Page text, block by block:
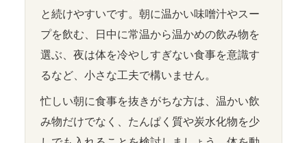
と続けやすいです。朝に温かい味噌汁やスー
プを飲む、日中に常温から温かめの飲み物を
選ぶ、夜は体を冷やしすぎない食事を意識す
るなど、小さな工夫で構いません。
忙しい朝に食事を抜きがちな方は、温かい飲
み物だけでなく、たんぱく質や炭水化物を少